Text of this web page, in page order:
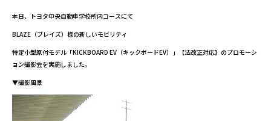
本日、トヨタ中央自動車学校所内コースにて
BLAZE（ブレイズ）様の新しいモビリティ
特定小型原付モデル「KICKBOARD EV（キックボードEV）」【法改正対応】のプロモーシ
ョン撮影会を実施しました。
▼撮影風景